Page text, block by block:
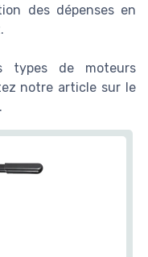
des dépenses en
types de moteurs
notre article sur le
.